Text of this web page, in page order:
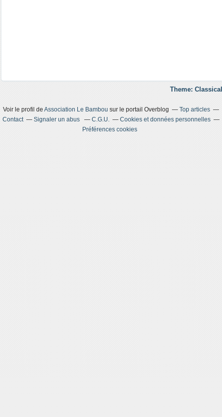
Theme:
Voir le profil de Association Le Bambou sur le portail Overblog
Top articles
Contact
Signaler un abus C.G.U.
Cookies et données personnelles
Préférences cookies